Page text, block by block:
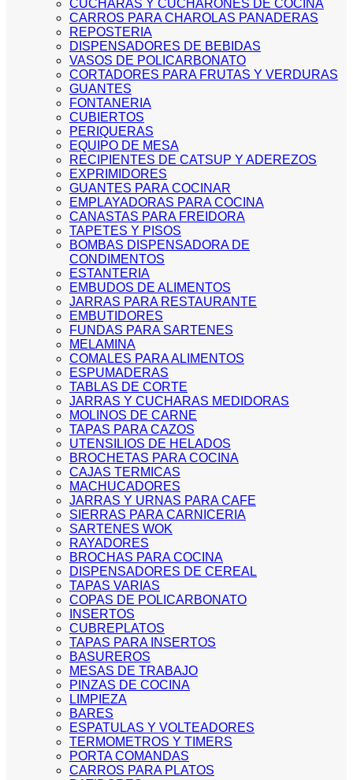
CUCHARAS Y CUCHARONES DE COCINA
CARROS PARA CHAROLAS PANADERAS
REPOSTERIA
DISPENSADORES DE BEBIDAS
VASOS DE POLICARBONATO
CORTADORES PARA FRUTAS Y VERDURAS
GUANTES
FONTANERIA
CUBIERTOS
PERIQUERAS
EQUIPO DE MESA
RECIPIENTES DE CATSUP Y ADEREZOS
EXPRIMIDORES
GUANTES PARA COCINAR
EMPLAYADORAS PARA COCINA
CANASTAS PARA FREIDORA
TAPETES Y PISOS
BOMBAS DISPENSADORA DE
CONDIMENTOS
ESTANTERIA
EMBUDOS DE ALIMENTOS
JARRAS PARA RESTAURANTE
EMBUTIDORES
FUNDAS PARA SARTENES
MELAMINA
COMALES PARA ALIMENTOS
ESPUMADERAS
TABLAS DE CORTE
JARRAS Y CUCHARAS MEDIDORAS
MOLINOS DE CARNE
TAPAS PARA CAZOS
UTENSILIOS DE HELADOS
BROCHETAS PARA COCINA
CAJAS TERMICAS
MACHUCADORES
JARRAS Y URNAS PARA CAFE
SIERRAS PARA CARNICERIA
SARTENES WOK
RAYADORES
BROCHAS PARA COCINA
DISPENSADORES DE CEREAL
TAPAS VARIAS
COPAS DE POLICARBONATO
INSERTOS
CUBREPLATOS
TAPAS PARA INSERTOS
BASUREROS
MESAS DE TRABAJO
PINZAS DE COCINA
LIMPIEZA
BARES
ESPATULAS Y VOLTEADORES
TERMOMETROS Y TIMERS
PORTA COMANDAS
CARROS PARA PLATOS